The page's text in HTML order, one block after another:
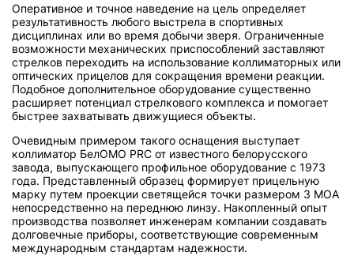
Оперативное и точное наведение на цель определяет
результативность любого выстрела в спортивных
дисциплинах или во время добычи зверя. Ограниченные
возможности механических приспособлений заставляют
стрелков переходить на использование коллиматорных или
оптических прицелов для сокращения времени реакции.
Подобное дополнительное оборудование существенно
расширяет потенциал стрелкового комплекса и помогает
быстрее захватывать движущиеся объекты.
Очевидным примером такого оснащения выступает
коллиматор БелОМО PRC от известного белорусского
завода, выпускающего профильное оборудование с 1973
года. Представленный образец формирует прицельную
марку путем проекции светящейся точки размером 3 MOA
непосредственно на переднюю линзу. Накопленный опыт
производства позволяет инженерам компании создавать
долговечные приборы, соответствующие современным
международным стандартам надежности.